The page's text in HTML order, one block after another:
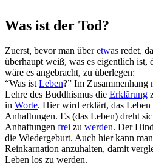
Was ist der Tod?
Zuerst, bevor man überetwas redet,
überhaupt weiß, was es eigentlich ist,
wäre es angebracht, zu überlegen:
“Was istLeben?” Im Zusammenhang
Lehre des Buddhismus die Erklärung
in Worte. Hier wird erklärt, das
Anhaftungen. Es (das Leben) dreht
Anhaftungen frei zu werden. Der
die Wiedergeburt. Auch hier kann
Reinkarnation anzuhalten, damit
Leben los zu werden.